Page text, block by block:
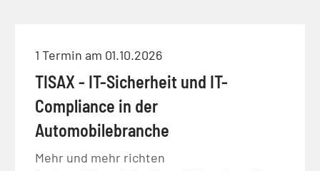
1 Termin am 01.10.2026
TISAX - IT-Sicherheit und IT-
Compliance in der
Automobilebranche
Mehr und mehr richten